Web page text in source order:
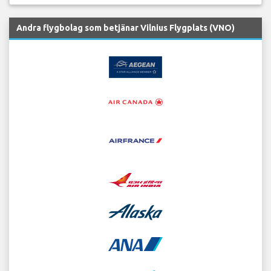
Andra flygbolag som betjänar Vilnius Flygplats (VNO)